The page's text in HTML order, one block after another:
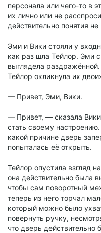
персонала или чего-то в
их лично или не
действительно понятия
Эми и Вики стояли у
как раз шла Тейлор. Эми
выглядела
Тейлор окликнула их
— Привет, Эми, Вики.
— Привет, — сказала
стать своему
какой причине дверь
попыталась её открыть.
Тейлор опустила взгляд
она действительно была
чтобы сам поворотный
теперь из него торчал
который можно было
повернуть ручку,
что дверь